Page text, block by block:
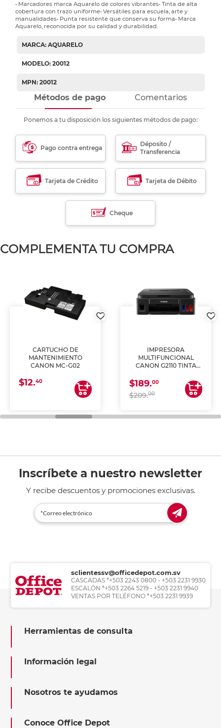
• Marcadores marca Aquarelo de colores vibrantes• Tinta de alta
cobertura con trazo uniforme• Versátiles para escuela, arte y
manualidades• Punta resistente que conserva su forma• Marca
Aquarelo, reconocida por su calidad y durabilidad.
MARCA: AQUARELO
MODELO: 20012
MPN: 20012
Métodos de pago Comentarios
Ponemos a tu disposición los siguientes métodos de pago:
Pago contra entrega
Déposito /
Transferencia
Tarjeta de Crédito Tarjeta de Débito
Cheque
COMPLEMENTA TU COMPRA
CARTUCHO DE
MANTENIMIENTO
CANON MC-G02
$12.40
IMPRESORA
MULTIFUNCIONAL
CANON G2110 TINTA
$189.00
$209.00
Inscríbete a nuestro newsletter
Y recibe descuentos y promociones exclusivas.
sclientessv@officedepot.com.sv
CASCADAS *+503 2243 0800 - +503 2231 9930
ESCALÓN *+503 2264 5219 - +503 2231 9940
VENTAS POR TELÉFONO *+503 2231 9939
Herramientas de consulta
Información legal
Nosotros te ayudamos
Conoce Office Depot